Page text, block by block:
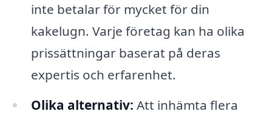
inte betalar för mycket för din
kakelugn. Varje företag kan ha olika
prissättningar baserat på deras
expertis och erfarenhet.
Olika alternativ: Att inhämta flera